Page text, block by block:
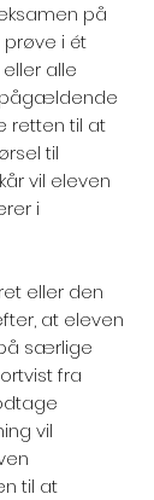
på
i ét
alle
retten til at
til
vil eleven
i
eller den
at eleven
særlige
fra
vil
til at